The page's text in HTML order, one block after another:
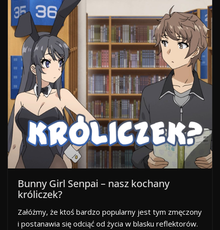
Bunny Girl Senpai – nasz kochany
króliczek?
Załóżmy, że ktoś bardzo popularny jest tym zmęczony
i postanawia się odciąć od życia w blasku reflektorów.